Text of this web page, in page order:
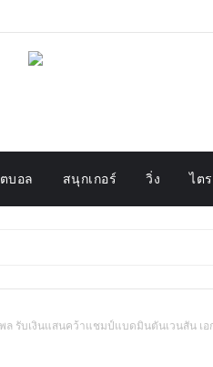
บอล สนุกเกอร์ วิ่ง ไต
รับเงินแสนคว้าแชมป์แบดมินตันเวนสัน เอ